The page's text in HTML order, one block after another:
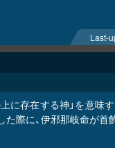
Last-
に存在する神」を意味す
た際に、伊邪那岐命が